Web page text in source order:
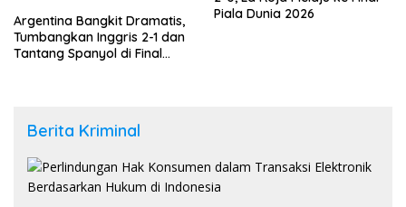
Argentina Bangkit Dramatis,
Tumbangkan Inggris 2-1 dan
Tantang Spanyol di Final
Piala Dunia 2026
Berita Kriminal